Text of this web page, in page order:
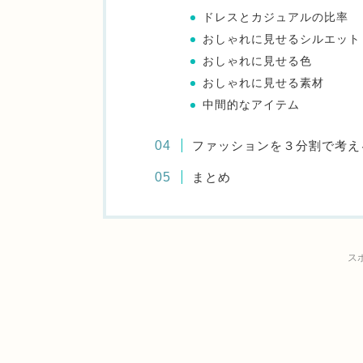
ドレスとカジュアルの比率
おしゃれに見せるシルエット
おしゃれに見せる色
おしゃれに見せる素材
中間的なアイテム
ファッションを３分割で考え
まとめ
ス